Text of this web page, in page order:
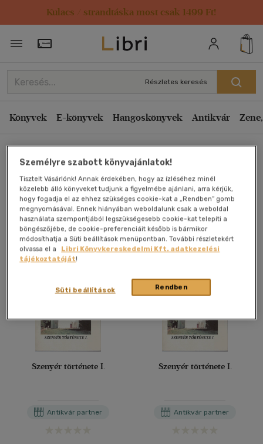
Kulacs / strandtáska most csak 1499 Ft!
Törzsvásárlói Kártya adatai
Részletes keresés
Könyvek E-könyvek Hangoskönyvek Antikvár
Szenyér története I.
Antikvár könyv (2db)
Szenyér története I.
Antikvár partner
Szenyér története I.
Antikvár partner
Személyre szabott könyvajánlatok!
Tisztelt Vásárlónk! Annak érdekében, hogy az ízléséhez minél
közelebb álló könyveket tudjunk a figyelmébe ajánlani, arra kérjük,
hogy fogadja el az ehhez szükséges cookie-kat a „Rendben” gomb
megnyomásával. Ennek hiányában weboldalunk csak a weboldal
használata szempontjából legszükségesebb cookie-kat telepíti a
böngészőjébe, de cookie-preferenciáit később is bármikor
módosíthatja a Süti beállítások menüpontban. További részletekért
olvassa el a
Libri Könyvkereskedelmi Kft. adatkezelési
tájékoztatóját!
Rendben
Süti beállítások